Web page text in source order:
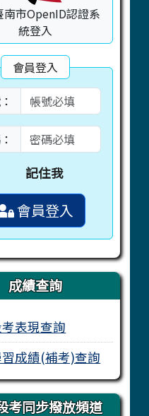
躍參與。
里獅子會獎學金
南市OpenID認證系
統登入
會員登入
記住我
會員登入
成績查詢
表現查詢
成績(補考)查詢
考同步撥放頻道